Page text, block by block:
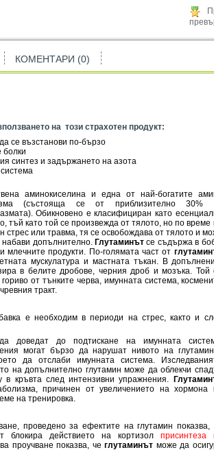
КОМЕНТАРИ (0)
на този страхотен продукт:
се възстанови по-бързо
болки
синтез и задържането на азота
аминокиселина и една от най-богатите
(състояща се от приблизително 30%
Обикновено е класифициран като
тъй като той се произвежда от тялото, но по време
стрес или травма, тя се освобождава от тялото и
допълнително. Глутаминът се съдържа в
млечните продукти. По-голямата част от
мускулатура и мастната тъкан. В
в белите дробове, черния дроб и мозъка. Той
от тънките черва, имунната система,
тракт.
е необходим в периоди на стрес, както и
доведат до подтискане на имунната
могат бързо да нарушат нивото на
да отслаби имунната система.
на допълнително глутамин може да облекчи
в кръвта след интензивни упражнения.
причинен от увеличението на хормона
на тренировка.
проведено за ефектите на глутамин показва,
блокира действието на кортизолприсинтеза
проучване показва, чеглутаминът може да